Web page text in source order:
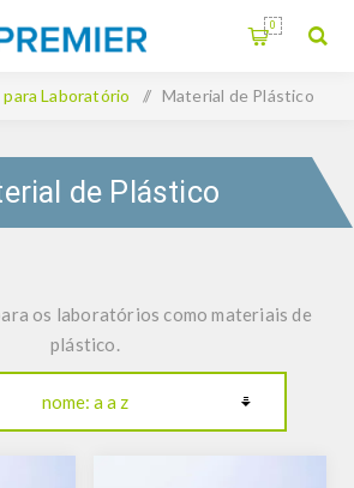
0
Laboratório / Material de Plástico
de Plástico
os laboratórios como materiais de
plástico.